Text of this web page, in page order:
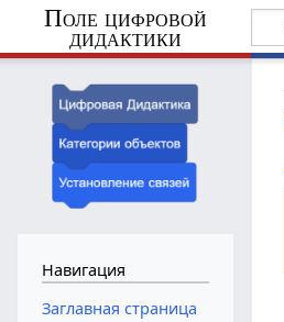
Поле цифровой
дидактики
Навигация
Заглавная страница